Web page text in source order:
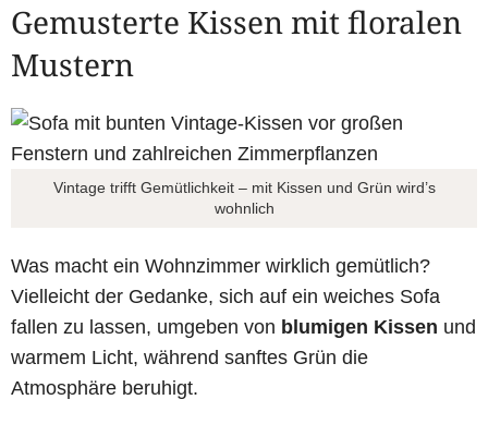
Gemusterte Kissen mit floralen
Mustern
Vintage trifft Gemütlichkeit – mit Kissen und Grün wird’s
wohnlich
Was macht ein Wohnzimmer wirklich gemütlich?
Vielleicht der Gedanke, sich auf ein weiches Sofa
fallen zu lassen, umgeben von blumigen Kissen und
warmem Licht, während sanftes Grün die
Atmosphäre beruhigt.